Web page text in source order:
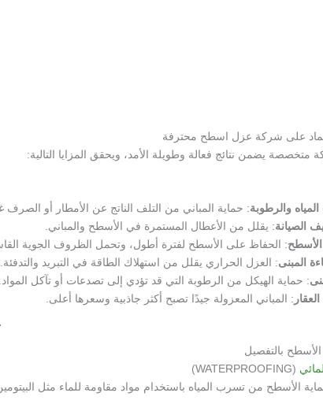
على شركة عزل اسطح محترفة
متخصصة يضمن نتائج فعالة وطويلة الأمد، ويحقق المزايا التالية:
والرطوبة: حماية المباني من التلف الناتج عن الأمطار أو الصرف
الصيانة: يقلل من الأعطال المستمرة في الأسطح والمباني.
: الحفاظ على الأسطح لفترة أطول، وتحمل الظروف الجوية
المبنى: العزل الحراري يقلل من استهلاك الطاقة في التبريد والتدفئة.
: حماية الهيكل من الرطوبة التي قد تؤدي إلى تصدعات أو تآكل المواد.
: المباني المعزولة جيدًا تصبح أكثر جاذبية وسعرها أعلى.
بالتفصيل
(WATERPROOFING)
الأسطح من تسرب المياه باستخدام مواد مقاومة للماء مثل